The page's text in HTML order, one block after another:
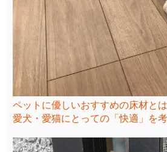
ペットに優しいおすすめの床材と
愛犬・愛猫にとっての「快適」を考